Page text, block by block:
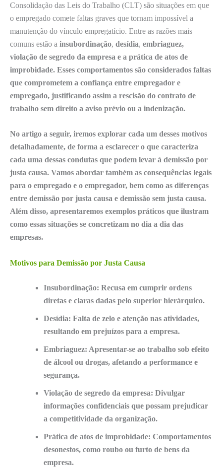
Consolidação das Leis do Trabalho (CLT) são situações em que
o empregado comete faltas graves que tornam impossível a
manutenção do vínculo empregatício. Entre as razões mais
comuns estão a insubordinação, desídia, embriaguez,
violação de segredo da empresa e a prática de atos de
improbidade. Esses comportamentos são considerados faltas
que comprometem a confiança entre empregador e
empregado, justificando assim a rescisão do contrato de
trabalho sem direito a aviso prévio ou a indenização.
No artigo a seguir, iremos explorar cada um desses motivos
detalhadamente, de forma a esclarecer o que caracteriza
cada uma dessas condutas que podem levar à demissão por
justa causa. Vamos abordar também as consequências legais
para o empregado e o empregador, bem como as diferenças
entre demissão por justa causa e demissão sem justa causa.
Além disso, apresentaremos exemplos práticos que ilustram
como essas situações se concretizam no dia a dia das
empresas.
Motivos para Demissão por Justa Causa
Insubordinação: Recusa em cumprir ordens
diretas e claras dadas pelo superior hierárquico.
Desídia: Falta de zelo e atenção nas atividades,
resultando em prejuízos para a empresa.
Embriaguez: Apresentar-se ao trabalho sob efeito
de álcool ou drogas, afetando a performance e
segurança.
Violação de segredo da empresa: Divulgar
informações confidenciais que possam prejudicar
a competitividade da organização.
Prática de atos de improbidade: Comportamentos
desonestos, como roubo ou furto de bens da
empresa.